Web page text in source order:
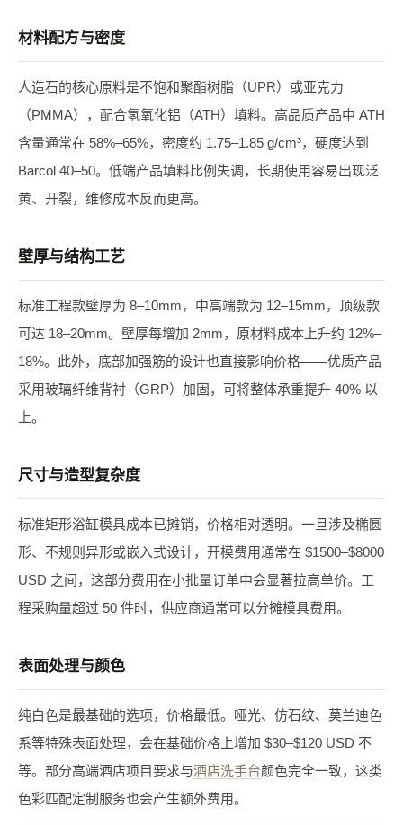
材料配方与密度
人造石的核心原料是不饱和聚酯树脂（UPR）或亚克力
（PMMA），配合氢氧化铝（ATH）填料。高品质产品中 ATH
含量通常在 58%–65%，密度约 1.75–1.85 g/cm³，硬度达到
Barcol 40–50。低端产品填料比例失调，长期使用容易出现泛
黄、开裂，维修成本反而更高。
壁厚与结构工艺
标准工程款壁厚为 8–10mm，中高端款为 12–15mm，顶级款
可达 18–20mm。壁厚每增加 2mm，原材料成本上升约 12%–
18%。此外，底部加强筋的设计也直接影响价格——优质产品
采用玻璃纤维背衬（GRP）加固，可将整体承重提升 40% 以
上。
尺寸与造型复杂度
标准矩形浴缸模具成本已摊销，价格相对透明。一旦涉及椭圆
形、不规则异形或嵌入式设计，开模费用通常在 $1500–$8000
USD 之间，这部分费用在小批量订单中会显著拉高单价。工
程采购量超过 50 件时，供应商通常可以分摊模具费用。
表面处理与颜色
纯白色是最基础的选项，价格最低。哑光、仿石纹、莫兰迪色
系等特殊表面处理，会在基础价格上增加 $30–$120 USD 不
等。部分高端酒店项目要求与酒店洗手台颜色完全一致，这类
色彩匹配定制服务也会产生额外费用。